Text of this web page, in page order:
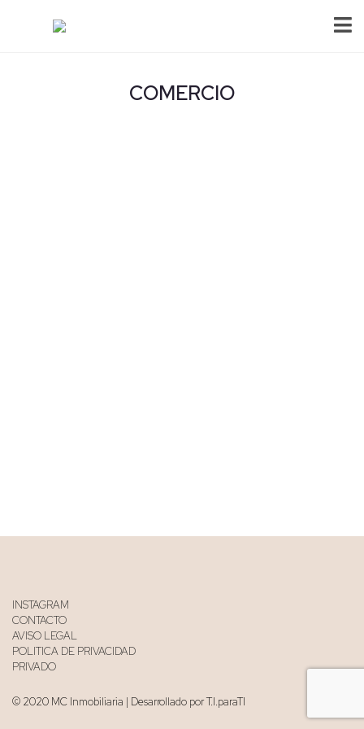
COMERCIO
INSTAGRAM
CONTACTO
AVISO LEGAL
POLITICA DE PRIVACIDAD
PRIVADO
© 2020 MC Inmobiliaria | Desarrollado por T.I.paraTI